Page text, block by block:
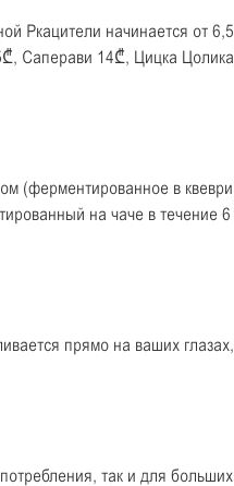
Ркацители начинается от
Саперави 14₾, Цицка
(ферментированное в
на чаче в течение
прямо на ваших глазах,
так и для